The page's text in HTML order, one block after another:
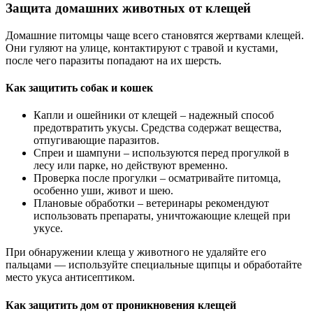
Защита домашних животных от клещей
Домашние питомцы чаще всего становятся жертвами клещей.
Они гуляют на улице, контактируют с травой и кустами,
после чего паразиты попадают на их шерсть.
Как защитить собак и кошек
Капли и ошейники от клещей – надежный способ
предотвратить укусы. Средства содержат вещества,
отпугивающие паразитов.
Спреи и шампуни – используются перед прогулкой в
лесу или парке, но действуют временно.
Проверка после прогулки – осматривайте питомца,
особенно уши, живот и шею.
Плановые обработки – ветеринары рекомендуют
использовать препараты, уничтожающие клещей при
укусе.
При обнаружении клеща у животного не удаляйте его
пальцами — используйте специальные щипцы и обработайте
место укуса антисептиком.
Как защитить дом от проникновения клещей